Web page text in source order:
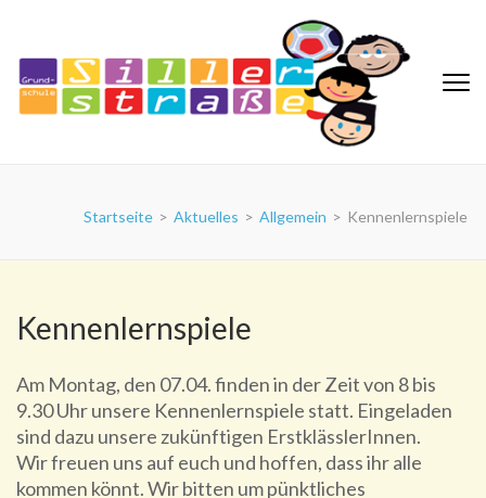
springen
(Eingabetaste
drücken)
Startseite > Aktuelles > Allgemein > Kennenlernspiele
Kennenlernspiele
Am Montag, den 07.04. finden in der Zeit von 8 bis
9.30 Uhr unsere Kennenlernspiele statt. Eingeladen
sind dazu unsere zukünftigen ErstklässlerInnen.
Wir freuen uns auf euch und hoffen, dass ihr alle
kommen könnt. Wir bitten um pünktliches